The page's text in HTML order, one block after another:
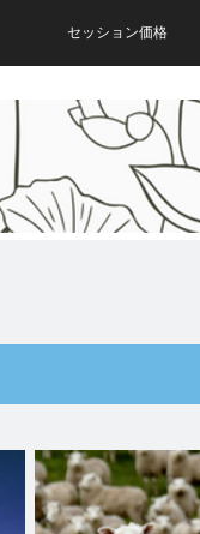
セッション価格